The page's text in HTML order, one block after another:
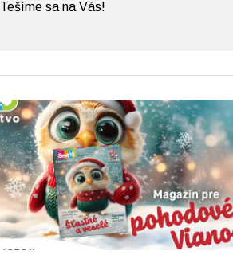
Tešíme sa na Vás!